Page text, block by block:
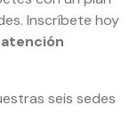
Inscríbete hoy
seis sedes